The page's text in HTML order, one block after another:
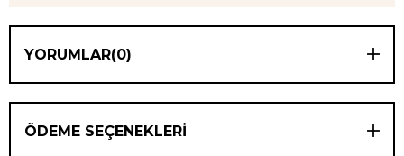
YORUMLAR(0)
ÖDEME SEÇENEKLERI